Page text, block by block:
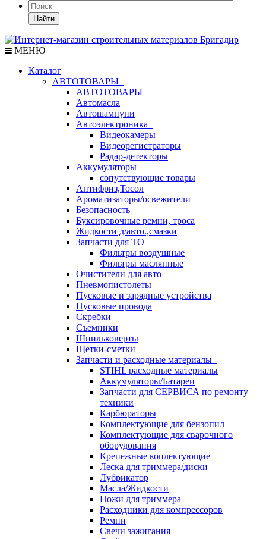
Найти
МЕНЮ
Каталог
АВТОТОВАРЫ
АВТОТОВАРЫ
Автомасла
Автошампуни
Автоэлектроника
Видеокамеры
Видеорегистраторы
Радар-детекторы
Аккумуляторы
сопутствующие товары
Антифриз,Тосол
Ароматизаторы/освежители
Безопасность
Буксировочные ремни, троса
Жидкости д/авто.,смазки
Запчасти для ТО
Фильтры воздушные
Фильтры маслянные
Очистители для авто
Пневмопистолеты
Пусковые и зарядные устройства
Пусковые провода
Скребки
Съемники
Шпильковерты
Щетки-сметки
Запчасти и расходные материалы
STIHL расходные материалы
Аккумуляторы/Батареи
Запчасти для СЕРВИСА по ремонту
техники
Карбюраторы
Комплектующие для бензопил
Комплектующие для сварочного
оборудования
Крепежные коплектующие
Леска для триммера/диски
Лубрикатор
Масла/Жидкости
Ножи для триммера
Расходники для компрессоров
Ремни
Свечи зажигания